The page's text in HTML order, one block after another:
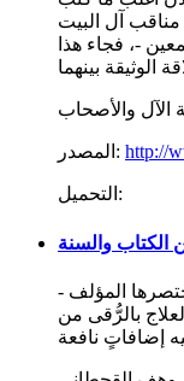
آل البيت
-، فجاء هذا
المصدر: http://
التحميل:
الكتاب والسنة
المؤلف -
بالرُّقى من